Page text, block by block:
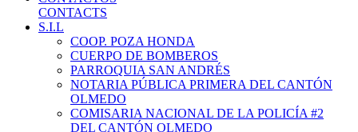
CONTACTS
S.I.L
COOP. POZA HONDA
CUERPO DE BOMBEROS
PARROQUIA SAN ANDRÉS
NOTARIA PÚBLICA PRIMERA DEL CANTÓN
OLMEDO
COMISARIA NACIONAL DE LA POLICÍA #2
DEL CANTÓN OLMEDO